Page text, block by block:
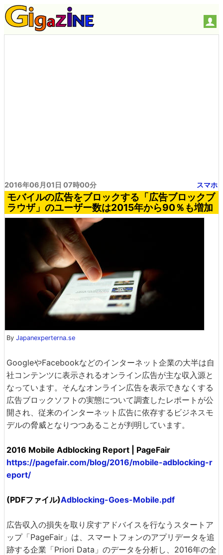
2016年06月01日 07時00分 スマホ
モバイルの広告をブロックする「広告ブロックブ
ラウザ」のユーザー数は2015年から90％も増加
By Japanexperterna.se
GoogleやFacebookなどのインターネット企業の大半は自
社コンテンツに表示されるオンライン広告が主な収入源と
なっています。そんなオンライン広告を表示できなくする
広告ブロックソフトの実態について調査したレポートが公
開され、従来のインターネット広告に依存するビジネスモ
デルの脅威となりつつあることが判明しています。
2016 Mobile Adblocking Report | PageFair
https://pagefair.com/blog/2016/mobile-adblocking-r
eport/
(PDFファイル)Adblocking-Goes-Mobile.pdf
広告収入の損失を取り戻すアドバイスを行なうスタートア
ップ「PageFair」は、スマートフォンのアプリデータを追
跡する企業「Priori Data」のデータを分析し、2016年の全